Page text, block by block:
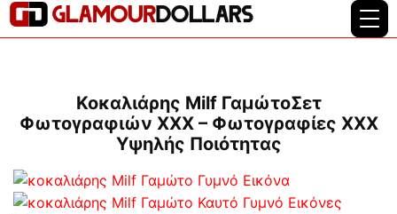
Κοκαλιάρης Milf ΓαμώτοΣετ
Φωτογραφιών XXX – Φωτογραφίες XXX
Υψηλής Ποιότητας